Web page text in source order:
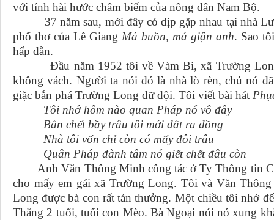
với tính hài hước châm biếm của nông dân Nam Bộ.
37 năm sau, mới đây có dịp gặp nhau tại nhà Lư
phổ thơ của Lê Giang Má buồn, má giận anh. Sao
hấp dẫn.
Đầu năm 1952 tôi về Vàm Bi, xã Trường
không vách. Người ta nói đó là nhà lò rèn, chủ nó
giặc bắn phá Trường Long dữ dội. Tôi viết bài hát
Tôi nhớ hôm nào quan Pháp nó vô đây
Bắn chết bầy trâu tôi mới dắt ra đồng
Nhà tôi vốn chỉ còn có mấy đôi trâu
Quân Pháp đành tâm nó giết chết đâu còn
Anh Văn Thông Minh công tác ở Ty Thông tin
cho mấy em gái xã Trường Long. Tôi và Văn
Long được bà con rất tán thưởng. Một chiều tôi nhớ
Thắng 2 tuổi, tuổi con Mèo. Bà Ngoại nói nó xung